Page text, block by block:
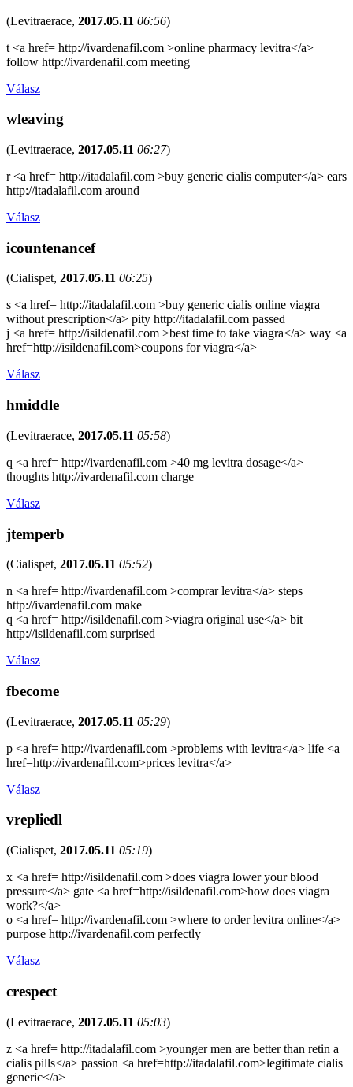
(Levitraerace, 2017.05.11 06:56)
t <a href= http://ivardenafil.com >online pharmacy levitra</a>
follow http://ivardenafil.com meeting
Válasz
wleaving
(Levitraerace, 2017.05.11 06:27)
r <a href= http://itadalafil.com >buy generic cialis computer</a> ears
http://itadalafil.com around
Válasz
icountenancef
(Cialispet, 2017.05.11 06:25)
s <a href= http://itadalafil.com >buy generic cialis online viagra
without prescription</a> pity http://itadalafil.com passed
j <a href= http://isildenafil.com >best time to take viagra</a> way <a
href=http://isildenafil.com>coupons for viagra</a>
Válasz
hmiddle
(Levitraerace, 2017.05.11 05:58)
q <a href= http://ivardenafil.com >40 mg levitra dosage</a>
thoughts http://ivardenafil.com charge
Válasz
jtemperb
(Cialispet, 2017.05.11 05:52)
n <a href= http://ivardenafil.com >comprar levitra</a> steps
http://ivardenafil.com make
q <a href= http://isildenafil.com >viagra original use</a> bit
http://isildenafil.com surprised
Válasz
fbecome
(Levitraerace, 2017.05.11 05:29)
p <a href= http://ivardenafil.com >problems with levitra</a> life <a
href=http://ivardenafil.com>prices levitra</a>
Válasz
vrepliedl
(Cialispet, 2017.05.11 05:19)
x <a href= http://isildenafil.com >does viagra lower your blood
pressure</a> gate <a href=http://isildenafil.com>how does viagra
work?</a>
o <a href= http://ivardenafil.com >where to order levitra online</a>
purpose http://ivardenafil.com perfectly
Válasz
crespect
(Levitraerace, 2017.05.11 05:03)
z <a href= http://itadalafil.com >younger men are better than retin a
cialis pills</a> passion <a href=http://itadalafil.com>legitimate cialis
generic</a>